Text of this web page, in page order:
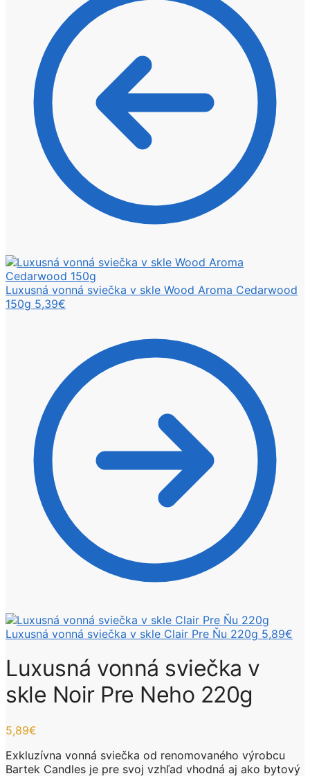
Luxusná vonná sviečka v skle Wood Aroma Cedarwood
150g 5,39€
Luxusná vonná sviečka v skle Clair Pre Ňu 220g 5,89€
Luxusná vonná sviečka v
skle Noir Pre Neho 220g
5,89€
Exkluzívna vonná sviečka od renomovaného výrobcu
Bartek Candles je pre svoj vzhľad vhodná aj ako bytový